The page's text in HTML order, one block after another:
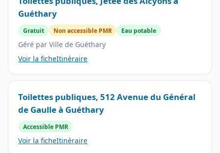
Guéthary
Gratuit Non accessible PMR Eau potable
Géré par Ville de Guéthary
Voir la ficheItinéraire
Toilettes publiques, 512 Avenue du Général
de Gaulle à Guéthary
Accessible PMR
Voir la ficheItinéraire